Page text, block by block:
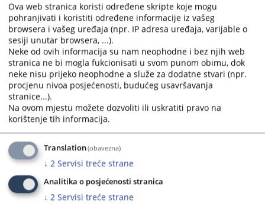
Press
the
question
mark
key
to
get
the
keyboard
shortcuts
for
changing
dates.
Press
the
question
mark
key
to
get
keyboard
changing
dates.
29.02.2024.
Naputak za anonimizaciju
Ova web stranica koristi određene skripte koje mogu
pohranjivati i koristiti određene informacije iz vašeg
browsera i vašeg uređaja (npr. IP adresa uređaja, varijable o
sesiji unutar browsera, ...).
Neke od ovih informacija su nam neophodne i bez njih web
stranica ne bi mogla fukcionisati u svom punom obimu, dok
neke nisu prijeko neophodne a služe za dodatne stvari (npr.
procjenu nivoa posjećenosti, budućeg usavršavanja
stranice...).
Na ovom mjestu možete dozvoliti ili uskratiti pravo na
korištenje tih informacija.
Translation(obavezna)
↓ 2 Servisi treće strane
Analitika o posjećenosti stranica
↓ 2 Servisi treće strane